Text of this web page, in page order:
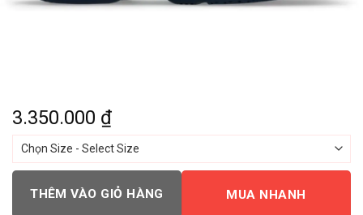
3.350.000 ₫
THÊM VÀO GIỎ HÀNG MUA NHANH